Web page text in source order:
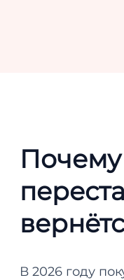
Почему
В 2026 году